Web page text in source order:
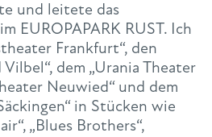
und leitete das
EUROPAPARK RUST. Ich
Frankfurt“, den
dem „Urania Theater
Neuwied“ und dem
in Stücken wie
„Blues Brothers“,